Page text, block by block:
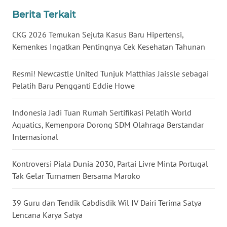
Berita Terkait
CKG 2026 Temukan Sejuta Kasus Baru Hipertensi,
Kemenkes Ingatkan Pentingnya Cek Kesehatan Tahunan
Resmi! Newcastle United Tunjuk Matthias Jaissle sebagai
Pelatih Baru Pengganti Eddie Howe
Indonesia Jadi Tuan Rumah Sertifikasi Pelatih World
Aquatics, Kemenpora Dorong SDM Olahraga Berstandar
Internasional
Kontroversi Piala Dunia 2030, Partai Livre Minta Portugal
Tak Gelar Turnamen Bersama Maroko
39 Guru dan Tendik Cabdisdik Wil IV Dairi Terima Satya
Lencana Karya Satya
JATENG
NUSANTARA
WN
JOGJA
WN
JATIM
WN
BALI
WN